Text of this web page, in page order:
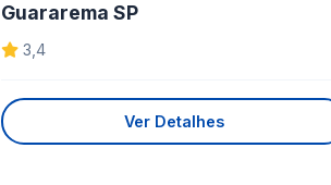
Guararema SP
3,4
Ver Detalhes